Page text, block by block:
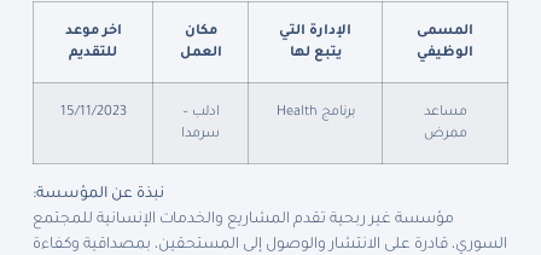
المسمى
الوظيفي
الإدارة التي
يتبع لها
مكان
العمل
اخر موعد
للتقديم
مساعد
ممرض
برنامج Health
ادلب –
سرمدا
15/11/2023
نبذة عن المؤسسة:
مؤسسة غير ربحية تقدم المشاريع والخدمات الإنسانية للمجتمع
السوري، قادرة على الانتشار والوصول إلى المستحقين، بمصداقية وكفاءة